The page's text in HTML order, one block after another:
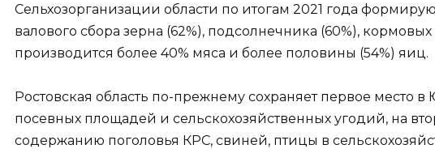
Сельхозорганизации области по итогам 2021 года
валового сбора зерна (62%), подсолнечника (60%), кормовых
производится более 40% мяса и более половины (54%) яиц.
Ростовская область по-прежнему сохраняет первое место
посевных площадей и сельскохозяйственных угодий, на
содержанию поголовья КРС, свиней, птицы в